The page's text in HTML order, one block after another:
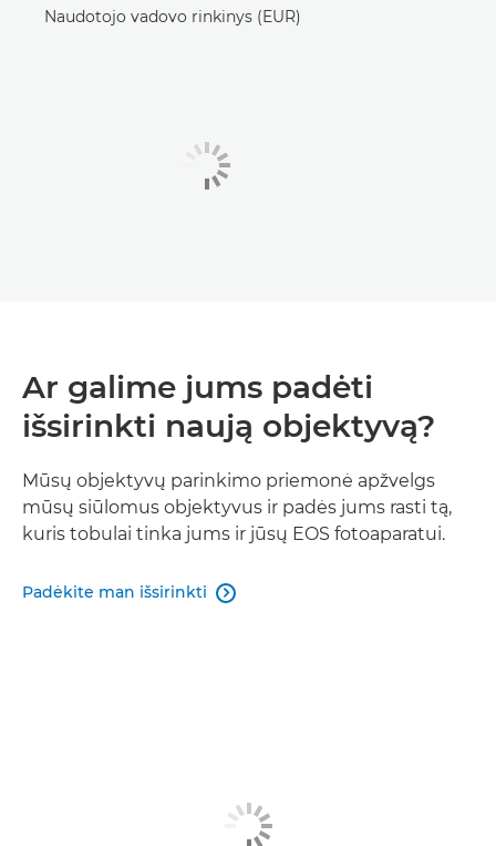
Naudotojo vadovo rinkinys (EUR)
Ar galime jums padėti
išsirinkti naują objektyvą?
Mūsų objektyvų parinkimo priemonė apžvelgs
mūsų siūlomus objektyvus ir padės jums rasti tą,
kuris tobulai tinka jums ir jūsų EOS fotoaparatui.
Padėkite man išsirinkti 